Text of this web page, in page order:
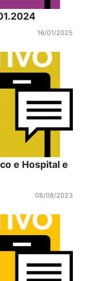
16/01/2025
e Hospital e
08/08/2023